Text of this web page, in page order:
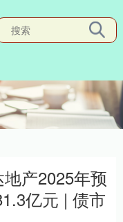
产2025年预
亿元 | 债市